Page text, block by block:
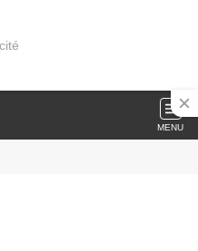
MENU